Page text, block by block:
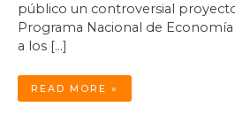
público un controversial
Programa Nacional de
a los […]
¿EXISTE
RIESGO
READ MORE »